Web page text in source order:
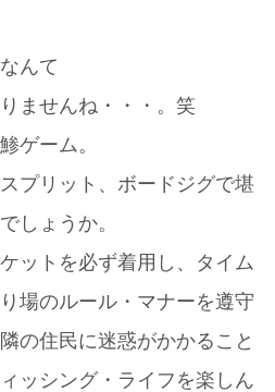
んて
ませんね・・・。笑
ゲーム。
プリット、ボードジグで堪
しょうか。
ットを必ず着用し、タイム
場のルール・マナーを遵守
の住民に迷惑がかかること
ッシング・ライフを楽しん